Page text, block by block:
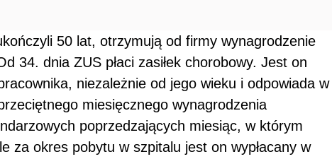
50 lat, otrzymują od firmy wynagrodzenie
34. dnia ZUS płaci zasiłek chorobowy. Jest on
niezależnie od jego wieku i odpowiada w
miesięcznego wynagrodzenia
poprzedzających miesiąc, w którym
za okres pobytu w szpitalu jest on wypłacany w